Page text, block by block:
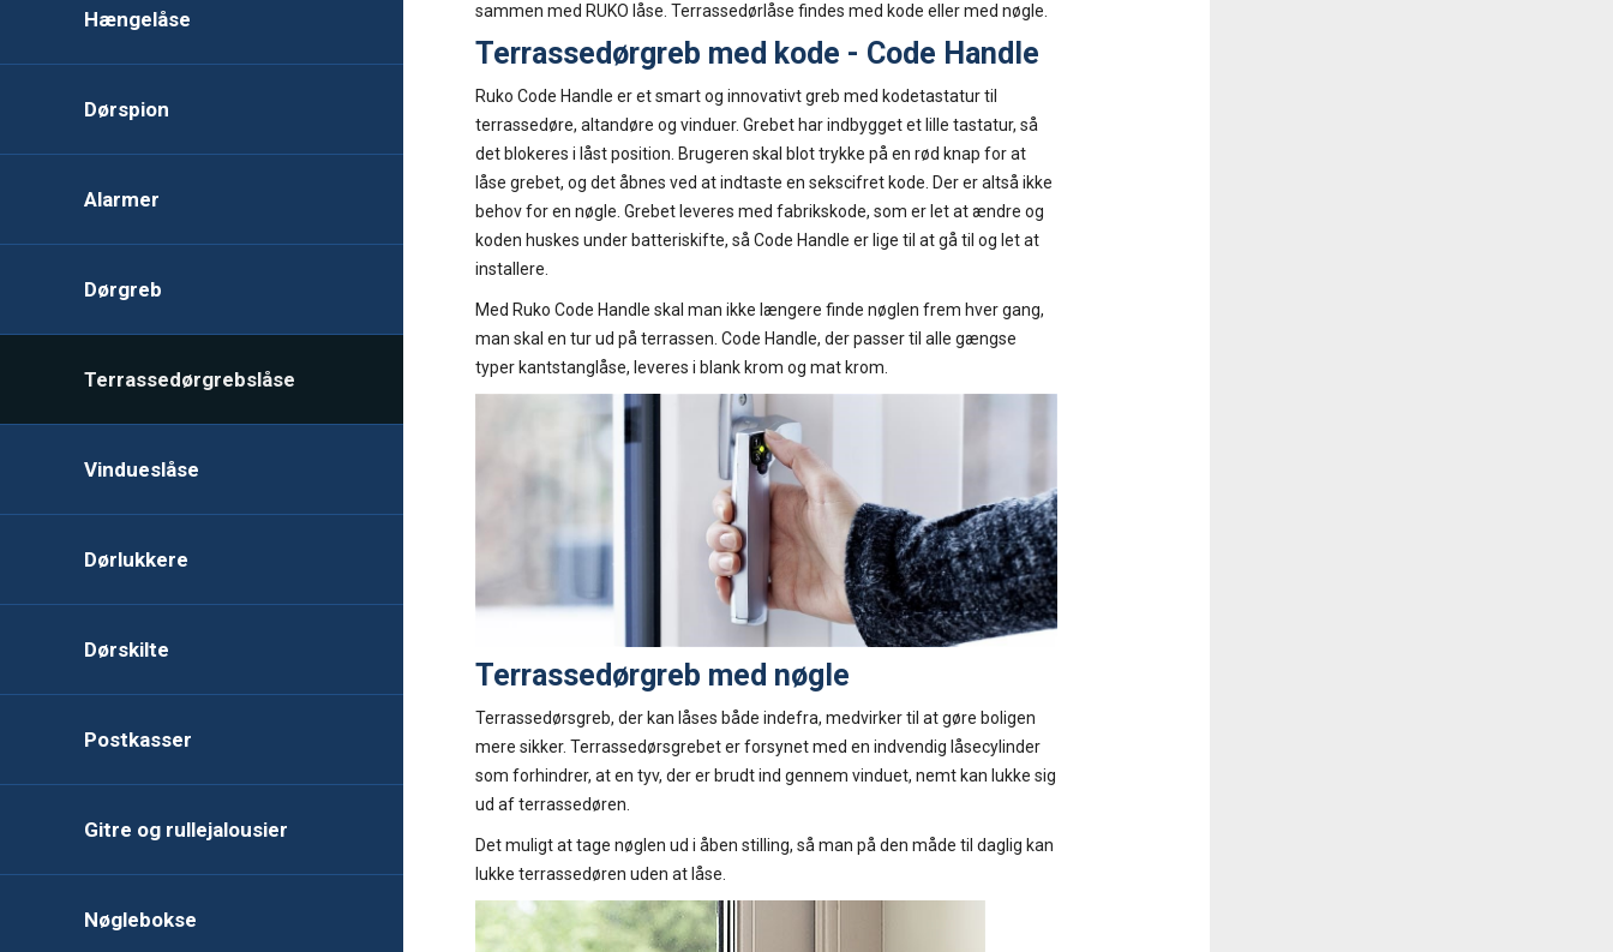
Hængelåse
Dørspion
Alarmer
Dørgreb
Terrassedørgrebslåse
Vindueslåse
Dørlukkere
Dørskilte
Postkasser
Gitre og rullejalousier
Nøglebokse
sammen med RUKO låse. Terrassedørlåse findes med kode eller med nøgle.
Terrassedørgreb med kode - Code Handle
Ruko Code Handle er et smart og innovativt greb med kodetastatur til
terrassedøre, altandøre og vinduer. Grebet har indbygget et lille tastatur, så
det blokeres i låst position. Brugeren skal blot trykke på en rød knap for at
låse grebet, og det åbnes ved at indtaste en sekscifret kode. Der er altså ikke
behov for en nøgle. Grebet leveres med fabrikskode, som er let at ændre og
koden huskes under batteriskifte, så Code Handle er lige til at gå til og let at
installere.
Med Ruko Code Handle skal man ikke længere finde nøglen frem hver gang,
man skal en tur ud på terrassen. Code Handle, der passer til alle gængse
typer kantstanglåse, leveres i blank krom og mat krom.
Terrassedørgreb med nøgle
Terrassedørsgreb, der kan låses både indefra, medvirker til at gøre boligen
mere sikker. Terrassedørsgrebet er forsynet med en indvendig låsecylinder
som forhindrer, at en tyv, der er brudt ind gennem vinduet, nemt kan lukke sig
ud af terrassedøren.
Det muligt at tage nøglen ud i åben stilling, så man på den måde til daglig kan
lukke terrassedøren uden at låse.